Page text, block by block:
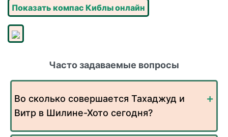
Показать компас Киблы онлайн
Часто задаваемые вопросы
Во сколько совершается Тахаджуд и
Витр в Шилине-Хото сегодня?